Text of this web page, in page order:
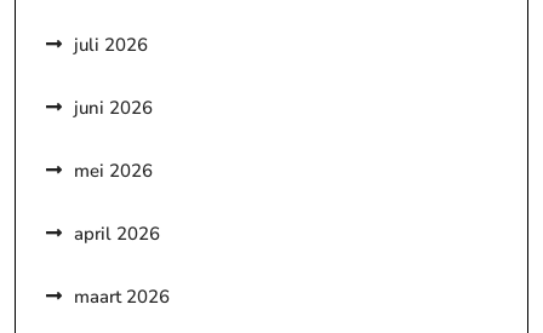
juli 2026
juni 2026
mei 2026
april 2026
maart 2026